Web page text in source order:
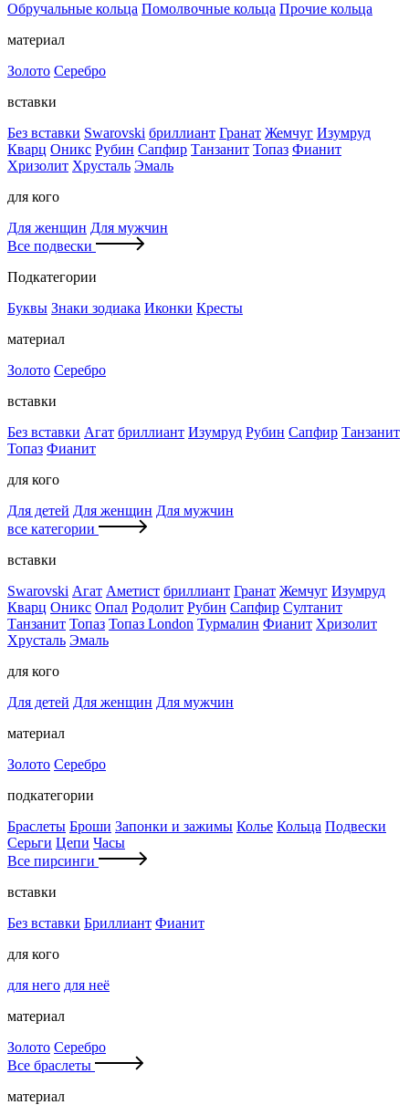
Обручальные кольца Помолвочные кольца Прочие кольца
материал
Золото Серебро
вставки
Без вставки Swarovski бриллиант Гранат Жемчуг Изумруд
Кварц Оникс Рубин Сапфир Танзанит Топаз Фианит
Хризолит Хрусталь Эмаль
для кого
Для женщин Для мужчин
Все подвески
Подкатегории
Буквы Знаки зодиака Иконки Кресты
материал
Золото Серебро
вставки
Без вставки Агат бриллиант Изумруд Рубин Сапфир Танзанит
Топаз Фианит
для кого
Для детей Для женщин Для мужчин
все категории
вставки
Swarovski Агат Аметист бриллиант Гранат Жемчуг Изумруд
Кварц Оникс Опал Родолит Рубин Сапфир Султанит
Танзанит Топаз Топаз London Турмалин Фианит Хризолит
Хрусталь Эмаль
для кого
Для детей Для женщин Для мужчин
материал
Золото Серебро
подкатегории
Браслеты Броши Запонки и зажимы Колье Кольца Подвески
Серьги Цепи Часы
Все пирсинги
вставки
Без вставки Бриллиант Фианит
для кого
для него для неё
материал
Золото Серебро
Все браслеты
материал